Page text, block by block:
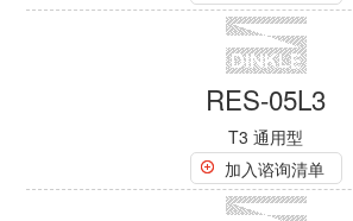
RES2-40-220F
T2 直流电
加入谘询清单
RES2-40-1000